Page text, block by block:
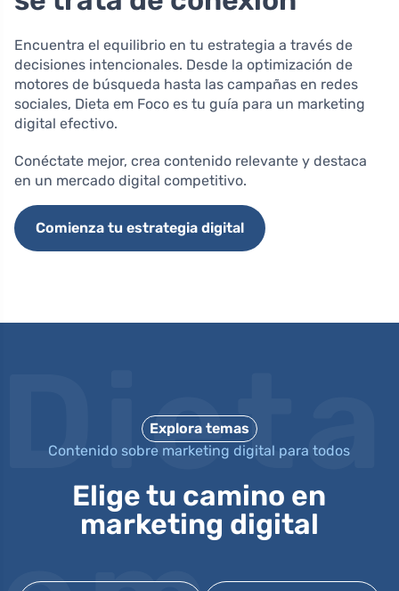
Encuentra el equilibrio en tu estrategia a través de
decisiones intencionales. Desde la optimización de
motores de búsqueda hasta las campañas en redes
sociales, Dieta em Foco es tu guía para un marketing
digital efectivo.
Conéctate mejor, crea contenido relevante y destaca
en un mercado digital competitivo.
Comienza tu estrategia digital
Explora temas
Contenido sobre marketing digital para todos
Elige tu camino en
marketing digital
Dieta